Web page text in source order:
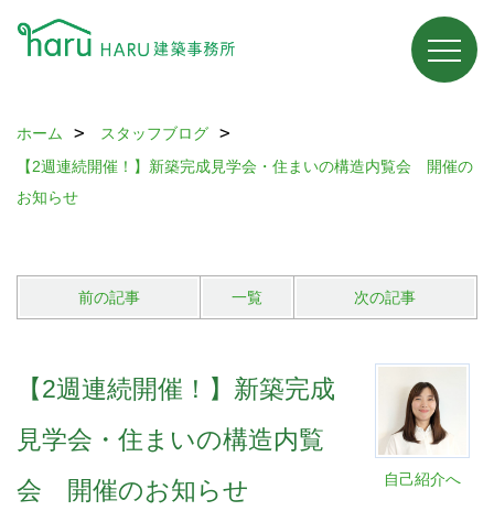
ホーム
スタッフブログ
【2週連続開催！】新築完成見学会・住まいの構造内覧会 開催の
お知らせ
前の記事 一覧 次の記事
自己紹介へ
【2週連続開催！】新築完成
見学会・住まいの構造内覧
会 開催のお知らせ